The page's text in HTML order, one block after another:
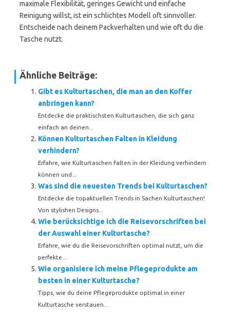
maximale Flexibilität, geringes Gewicht und einfache
Reinigung willst, ist ein schlichtes Modell oft sinnvoller.
Entscheide nach deinem Packverhalten und wie oft du die
Tasche nutzt.
Ähnliche Beiträge:
Gibt es Kulturtaschen, die man an den Koffer
anbringen kann?
Entdecke die praktischsten Kulturtaschen, die sich ganz
einfach an deinen...
Können Kulturtaschen Falten in Kleidung
verhindern?
Erfahre, wie Kulturtaschen Falten in der Kleidung verhindern
können und...
Was sind die neuesten Trends bei Kulturtaschen?
Entdecke die topaktuellen Trends in Sachen Kulturtaschen!
Von stylishen Designs...
Wie berücksichtige ich die Reisevorschriften bei
der Auswahl einer Kulturtasche?
Erfahre, wie du die Reisevorschriften optimal nutzt, um die
perfekte...
Wie organisiere ich meine Pflegeprodukte am
besten in einer Kulturtasche?
Tipps, wie du deine Pflegeprodukte optimal in einer
Kulturtasche verstauen...